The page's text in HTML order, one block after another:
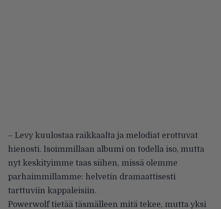
– Levy kuulostaa raikkaalta ja melodiat erottuvat
hienosti. Isoimmillaan albumi on todella iso, mutta
nyt keskityimme taas siihen, missä olemme
parhaimmillamme: helvetin dramaattisesti
tarttuviin kappaleisiin.
Powerwolf tietää täsmälleen mitä tekee, mutta yksi